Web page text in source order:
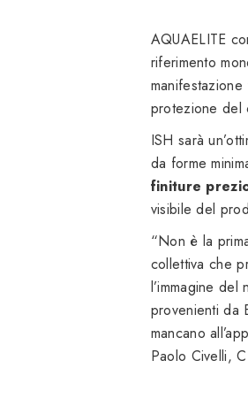
AQUAELITE
riferimento
protezione del
ISH sarà
da forme
finiture
visibile del
“Non è la
collettiva che
l’immagine
provenienti da
mancano
Paolo Civelli,